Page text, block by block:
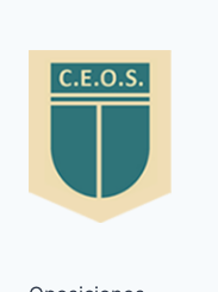
LISTAS
Y